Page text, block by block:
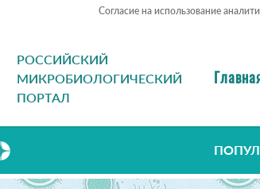
Согласие на использование
РОССИЙСКИЙ
МИКРОБИОЛОГИЧЕСКИЙ
ПОРТАЛ